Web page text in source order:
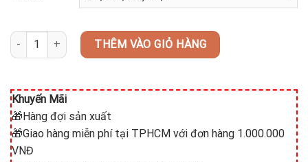
Chân Kệ Trưng Bày Thức Ăn GK-NM-CKI52510230 số lượng
THÊM VÀO GIỎ HÀNG
Khuyến Mãi
🎁Hàng đợi sản xuất
🎁Giao hàng miễn phí tại TPHCM với đơn hàng 1.000.000
VNĐ